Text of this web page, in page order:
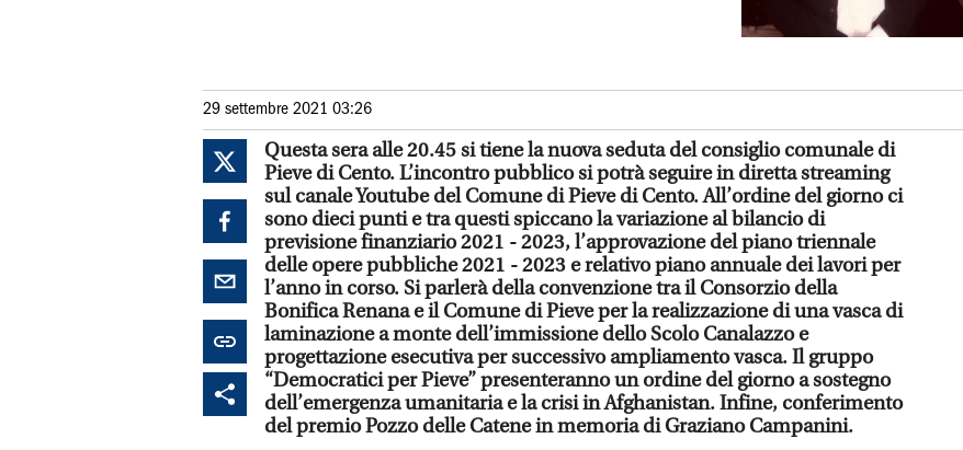
29 settembre 2021 03:26
Questa sera alle 20.45 si tiene la nuova seduta del consiglio comunale di
Pieve di Cento. L’incontro pubblico si potrà seguire in diretta streaming
sul canale Youtube del Comune di Pieve di Cento. All’ordine del giorno ci
sono dieci punti e tra questi spiccano la variazione al bilancio di
previsione finanziario 2021 - 2023, l’approvazione del piano triennale
delle opere pubbliche 2021 - 2023 e relativo piano annuale dei lavori per
l’anno in corso. Si parlerà della convenzione tra il Consorzio della
Bonifica Renana e il Comune di Pieve per la realizzazione di una vasca di
laminazione a monte dell’immissione dello Scolo Canalazzo e
progettazione esecutiva per successivo ampliamento vasca. Il gruppo
“Democratici per Pieve” presenteranno un ordine del giorno a sostegno
dell’emergenza umanitaria e la crisi in Afghanistan. Infine, conferimento
del premio Pozzo delle Catene in memoria di Graziano Campanini.